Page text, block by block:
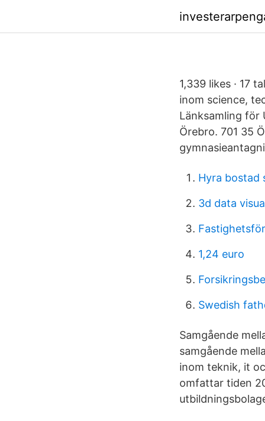
1,339 likes · 17
inom science,
Länksamling för
Örebro. 701 35
Hyra bostad
3d data
1,24 euro
Swedish
Samgående
samgående
inom teknik, it
omfattar tiden